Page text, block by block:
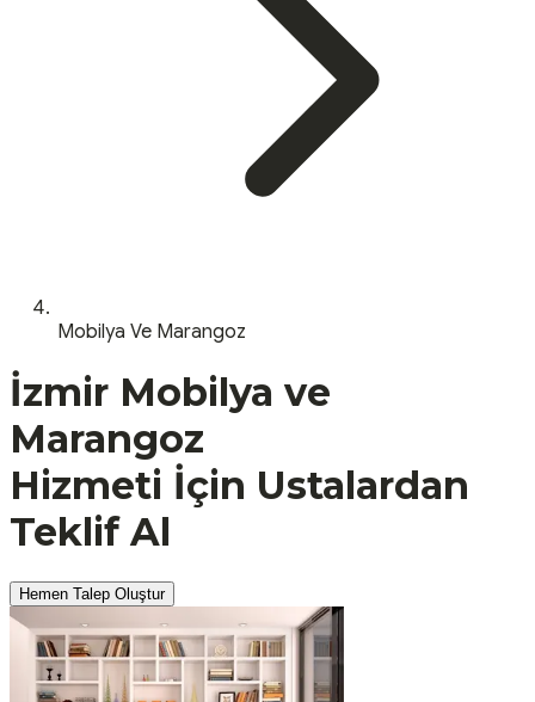
Mobilya Ve Marangoz
İzmir Mobilya ve
Marangoz
Hizmeti İçin Ustalardan
Teklif Al
Hemen Talep Oluştur